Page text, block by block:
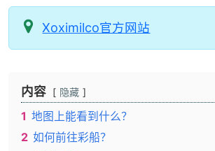
Xoximilco官方网站
内容 隐藏
1 地图上能看到什么？
2 如何前往彩船？